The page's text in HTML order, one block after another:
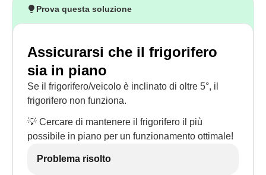
Prova questa soluzione
Assicurarsi che il frigorifero
sia in piano
Se il frigorifero/veicolo è inclinato di oltre 5°, il
frigorifero non funziona.
💡 Cercare di mantenere il frigorifero il più
possibile in piano per un funzionamento ottimale!
Problema risolto